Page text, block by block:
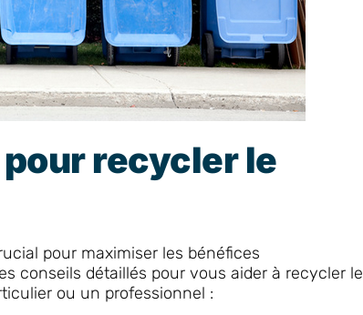
recycler le
pour maximiser les bénéfices
conseils détaillés pour vous aider à recycler le
ou un professionnel :